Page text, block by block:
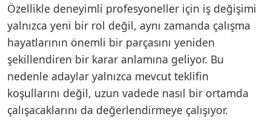
Özellikle deneyimli profesyoneller için iş değişimi
yalnızca yeni bir rol değil, aynı zamanda çalışma
hayatlarının önemli bir parçasını yeniden
şekillendiren bir karar anlamına geliyor. Bu
nedenle adaylar yalnızca mevcut teklifin
koşullarını değil, uzun vadede nasıl bir ortamda
çalışacaklarını da değerlendirmeye çalışıyor.